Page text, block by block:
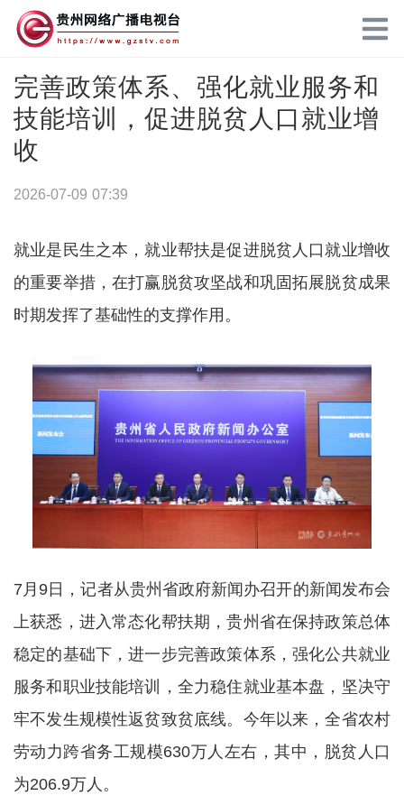
完善政策体系、强化就业服务和
技能培训，促进脱贫人口就业增
收
2026-07-09 07:39
就业是民生之本，就业帮扶是促进脱贫人口就业增收
的重要举措，在打赢脱贫攻坚战和巩固拓展脱贫成果
时期发挥了基础性的支撑作用。
7月9日，记者从贵州省政府新闻办召开的新闻发布会
上获悉，进入常态化帮扶期，贵州省在保持政策总体
稳定的基础下，进一步完善政策体系，强化公共就业
服务和职业技能培训，全力稳住就业基本盘，坚决守
牢不发生规模性返贫致贫底线。今年以来，全省农村
劳动力跨省务工规模630万人左右，其中，脱贫人口
为206.9万人。